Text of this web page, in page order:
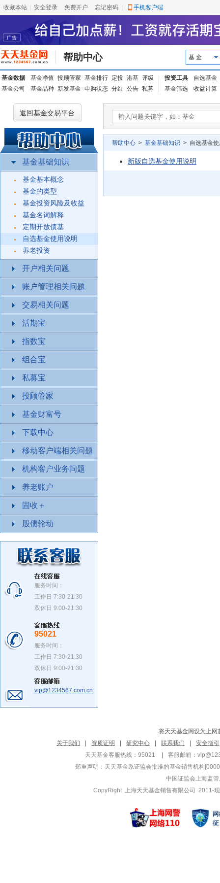
收藏本站 安全登录 免费开户 忘记密码 手机客户端
帮助中心 基 金
基金数据 基金净值 投顾管家 基金排行 定投 港基 评级
基金公司
基金品种 新发基金 申购状态 分红 公告 私募
投资工具
自选基金
基金筛选
收益计算
返回基金交易平台
基金基础知识
基金基本概念
基金的类型
基金投资风险及收益
基金名词解释
定期开放债基
自选基金使用说明
养老投资
开户相关问题
账户管理相关问题
交易相关问题
活期宝
指数宝
组合宝
私募宝
投顾管家
基金财富号
下载中心
移动客户端相关问题
机构客户业务问题
养老账户
固收＋
股债轮动
服务时间：
工作日 7:30-21:30
双休日 9:00-21:30
95021
服务时间：
工作日 7:30-21:30
双休日 9:00-21:30
vip@1234567.com.cn
帮助中心 > 基金基础知识 > 自选基金使
新版自选基金使用说明
将天天基金网设为上网
关于我们
资质证明 研究中心 联系我们
安全指引
天天基金客服热线：95021
客服邮箱：
郑重声明： 天天基金系证监会批准的基金销售机构
中国证监会上海监
CopyRight 上海天天基金销售有限公司 2011-